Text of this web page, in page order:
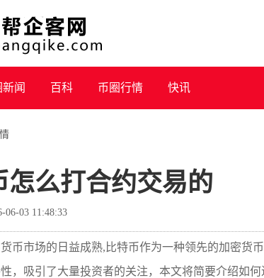
闻 百科 币圈行情 快讯
怎么打合约交易的
06-03 11:48:33
币市场的日益成熟,比特币作为一种领先的加密货
，吸引了大量投资者的关注，本文将简要介绍如何